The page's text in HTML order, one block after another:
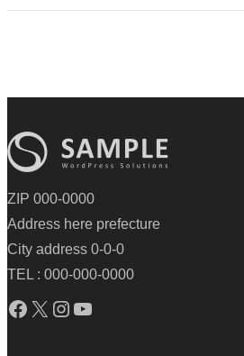
ZIP 000-0000
Address here prefecture
City address 0-0-0
TEL : 000-000-0000
Facebook X Instagram YouTube